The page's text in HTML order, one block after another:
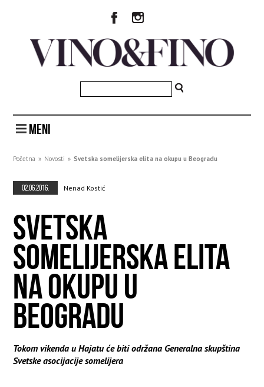
MENI
Početna » Novosti » Svetska somelijerska elita na okupu u Beogradu
02.06.2016. Nenad Kostić
SVETSKA
SOMELIJERSKA ELITA
NA OKUPU U
BEOGRADU
Tokom vikenda u Hajatu će biti održana Generalna skupština
Svetske asocijacije somelijera